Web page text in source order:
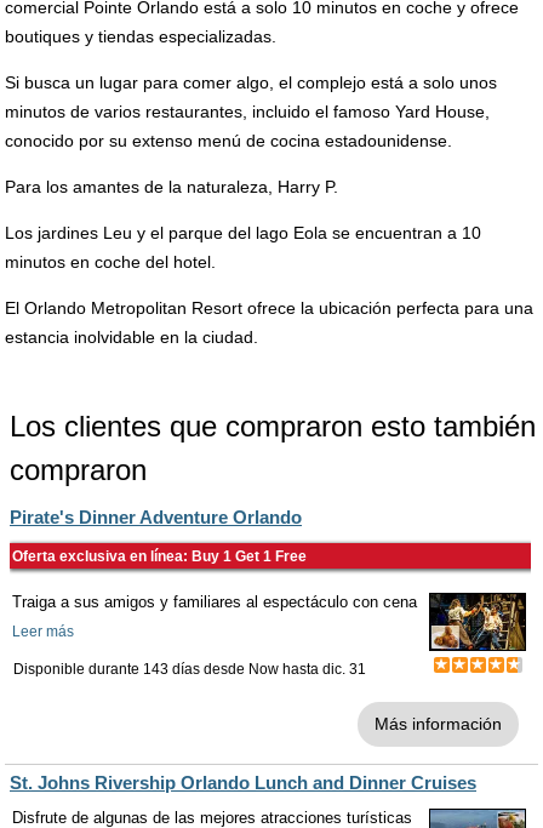
comercial Pointe Orlando está a solo 10 minutos en coche y ofrece
boutiques y tiendas especializadas.
Si busca un lugar para comer algo, el complejo está a solo unos
minutos de varios restaurantes, incluido el famoso Yard House,
conocido por su extenso menú de cocina estadounidense.
Para los amantes de la naturaleza, Harry P.
Los jardines Leu y el parque del lago Eola se encuentran a 10
minutos en coche del hotel.
El Orlando Metropolitan Resort ofrece la ubicación perfecta para una
estancia inolvidable en la ciudad.
Los clientes que compraron esto también
compraron
Pirate's Dinner Adventure Orlando
Oferta exclusiva en línea: Buy 1 Get 1 Free
Traiga a sus amigos y familiares al espectáculo con cena
Leer más
Disponible durante 143 días desde Now hasta dic. 31
Más información
St. Johns Rivership Orlando Lunch and Dinner Cruises
Disfrute de algunas de las mejores atracciones turísticas